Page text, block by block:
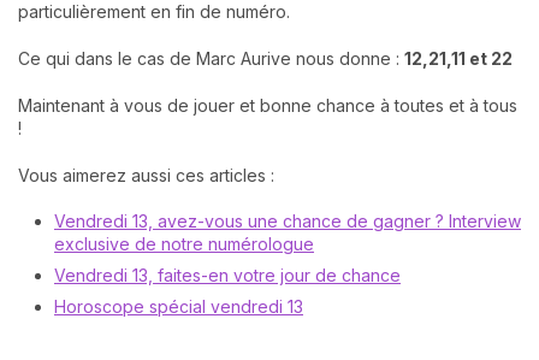
particulièrement en fin de numéro.
Ce qui dans le cas de Marc Aurive nous donne : 12,21,11 et 22
Maintenant à vous de jouer et bonne chance à toutes et à tous
!
Vous aimerez aussi ces articles :
Vendredi 13, avez-vous une chance de gagner ? Interview
exclusive de notre numérologue
Vendredi 13, faites-en votre jour de chance
Horoscope spécial vendredi 13